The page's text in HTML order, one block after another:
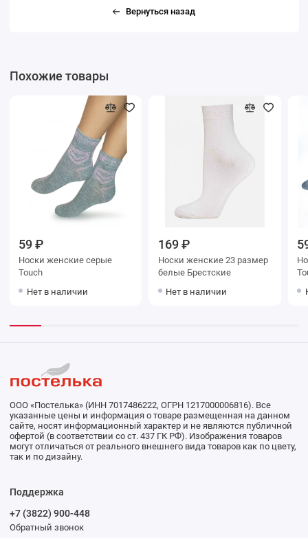
Вернуться назад
Похожие товары
59 ₽
Носки женские серые
Touch
Нет в наличии
169 ₽
Носки женские 23 размер
белые Брестские
Нет в наличии
Носки
ООО «Постелька» (ИНН 7017486222, ОГРН 1217000006816). Все
указанные цены и информация о товаре размещенная на данном
сайте, носят информационный характер и не являются публичной
офертой (в соответствии со ст. 437 ГК РФ). Изображения товаров
могут отличаться от реального внешнего вида товаров как по цвету,
так и по дизайну.
Поддержка
+7 (3822) 900-448
Обратный звонок